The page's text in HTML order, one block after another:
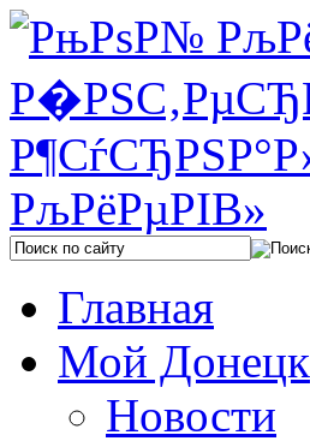
Главная
Мой Донецк
Новости